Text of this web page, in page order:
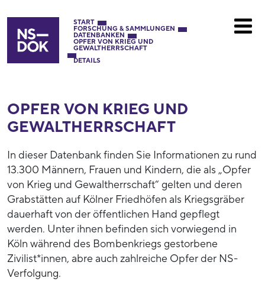
START
FORSCHUNG & SAMMLUNGEN
DATENBANKEN
OPFER VON KRIEG UND
GEWALTHERRSCHAFT
DETAILS
OPFER VON KRIEG UND
GEWALTHERRSCHAFT
In dieser Datenbank finden Sie Informationen zu rund
13.300 Männern, Frauen und Kindern, die als „Opfer
von Krieg und Gewaltherrschaft“ gelten und deren
Grabstätten auf Kölner Friedhöfen als Kriegsgräber
dauerhaft von der öffentlichen Hand gepflegt
werden. Unter ihnen befinden sich vorwiegend in
Köln während des Bombenkriegs gestorbene
Zivilist*innen, abre auch zahlreiche Opfer der NS-
Verfolgung.